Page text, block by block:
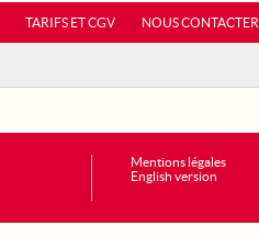
TARIFS ET CGV NOUS CONTACTER
Mentions légales
English version